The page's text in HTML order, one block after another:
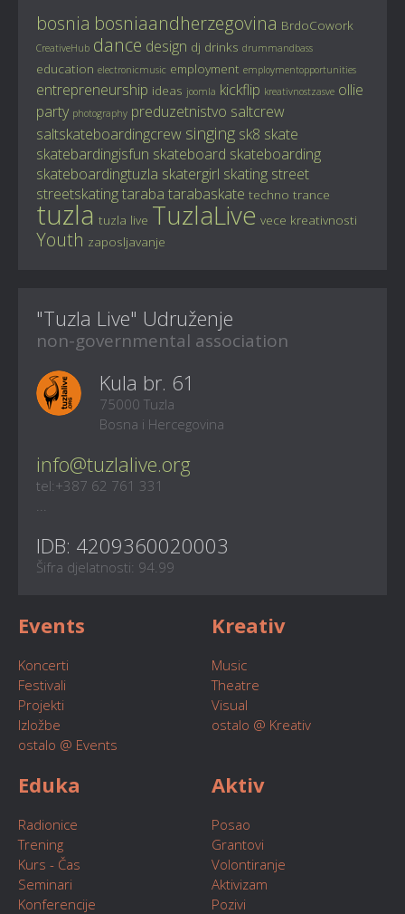
bosnia bosniaandherzegovina BrdoCowork
CreativeHub dance design dj drinks drummandbass
education electronicmusic employment employmentopportunities
entrepreneurship ideas joomla kickflip kreativnostzasve ollie
party photography preduzetnistvo saltcrew
saltskateboardingcrew singing sk8 skate
skatebardingisfun skateboard skateboarding
skateboardingtuzla skatergirl skating street
streetskatingtaraba tarabaskate techno trance
tuzla tuzla live TuzlaLive vece kreativnosti
Youth zaposljavanje
"Tuzla Live" Udruženje
non-governmental association
Kula br. 61
75000 Tuzla
Bosna i Hercegovina
info@tuzlalive.org
tel:+387 62 761 331
...
IDB: 4209360020003
Šifra djelatnosti: 94.99
Events
Koncerti
Festivali
Projekti
Izložbe
ostalo @ Events
Kreativ
Music
Theatre
Visual
ostalo @ Kreativ
Eduka
Radionice
Trening
Kurs - Čas
Seminari
Konferencije
Aktiv
Posao
Grantovi
Volontiranje
Aktivizam
Pozivi